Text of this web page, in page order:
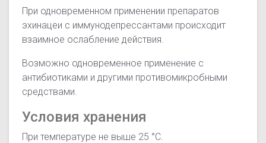
При одновременном применении препаратов
эхинацеи с иммунодепрессантами происходит
взаимное ослабление действия.
Возможно одновременное применение с
антибиотиками и другими противомикробными
средствами.
Условия хранения
При температуре не выше 25 °C.